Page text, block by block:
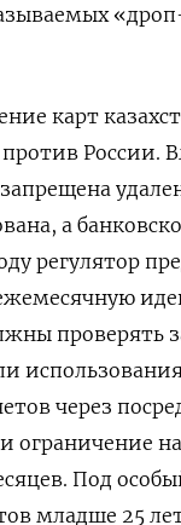
карт
России.
а
регулятор
проверять
через
на
Под
младше 25